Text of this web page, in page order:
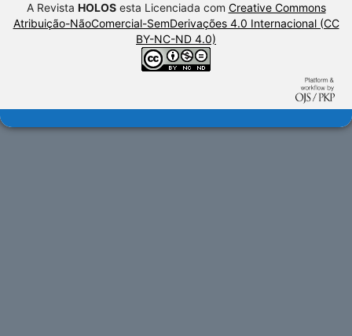
A Revista HOLOSesta Licenciada com Creative Commons
Atribuição-NãoComercial-SemDerivações 4.0 Internacional (CC
BY-NC-ND 4.0)